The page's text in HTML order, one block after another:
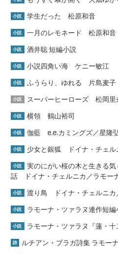
小説 学生だった 松原和音
小説 一月のレモネード 松原和音
小説 酒井聡 短編小説
小説 小説四角い海 ケニー敏江
小説 ふうらり、ゆれる 片島麦子
小説 スーパーヒーローズ 松岡里
小説 横領 鶴山裕司
小説 伽藍 e.e.カミングズ／星隆
小説 少女と銀狐 ドイナ・チェル
小説
実のにがい桜の木と生きる
話 ドイナ・チェルニカ／ラモー
小説 渡り鳥 ドイナ・チェルニカ
小説 ラモーナ・ツァラヌ連作短編
小説 ラモーナ・ツァラヌ『蓮・十
詩 ルチアン・ブラガ詩集 ラモー